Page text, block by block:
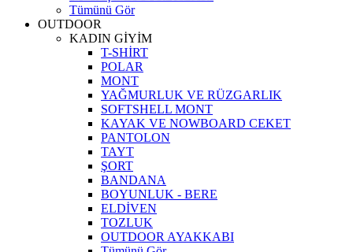
Tümünü Gör
OUTDOOR
KADIN GİYİM
T-SHİRT
POLAR
MONT
YAĞMURLUK VE RÜZGARLIK
SOFTSHELL MONT
KAYAK VE NOWBOARD CEKET
PANTOLON
TAYT
ŞORT
BANDANA
BOYUNLUK - BERE
ELDİVEN
TOZLUK
OUTDOOR AYAKKABI